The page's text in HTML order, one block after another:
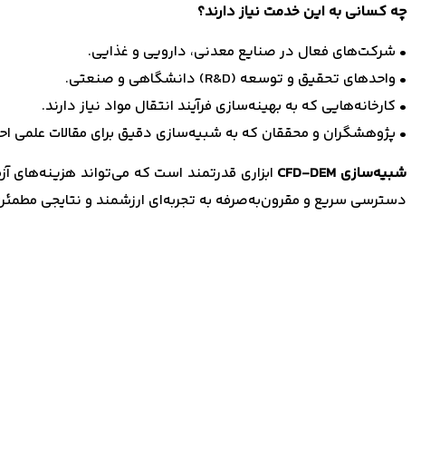
چه کسانی به این خدمت نیاز دارند؟
• شرکت‌های فعال در صنایع معدنی، دارویی و غذایی.
• واحدهای تحقیق و توسعه (R&D) دانشگاهی و صنعتی.
• کارخانه‌هایی که به بهینه‌سازی فرآیند انتقال مواد نیاز دارند.
• پژوهشگران و محققان که به شبیه‌سازی دقیق برای مقالات علمی
شبیه‌سازی CFD-DEM
ابزاری قدرتمند است که می‌تواند
دسترسی سریع و مقرون‌به‌صرفه به تجربه‌ای ارزشمند و نتایجی